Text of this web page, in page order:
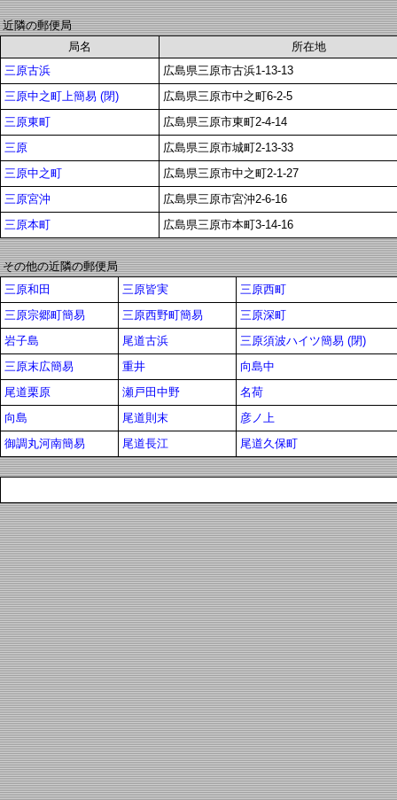
近隣の郵便局
局名
所在地
三原古浜
広島県三原市古浜1-13-13
三原中之町上簡易 (閉)
広島県三原市中之町6-2-5
三原東町
広島県三原市東町2-4-14
三原
広島県三原市城町2-13-33
三原中之町
広島県三原市中之町2-1-27
三原宮沖
広島県三原市宮沖2-6-16
三原本町
広島県三原市本町3-14-16
その他の近隣の郵便局
三原和田
三原皆実
三原西町
三原宗郷町簡易
三原西野町簡易
三原深町
岩子島
尾道古浜
三原須波ハイツ簡易 (閉)
三原末広簡易
重井
向島中
尾道栗原
瀬戸田中野
名荷
向島
尾道則末
彦ノ上
御調丸河南簡易
尾道長江 尾道久保町